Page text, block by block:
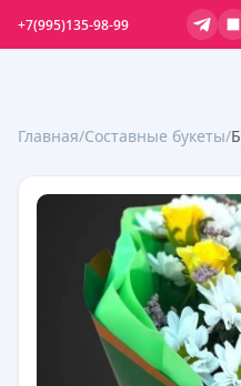
+7(995)135-98-99
Главная/Составные букеты/